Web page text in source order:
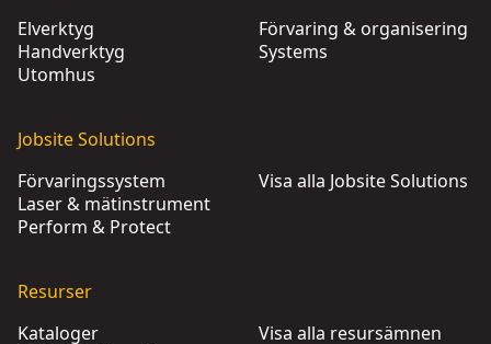
Elverktyg
Handverktyg
Utomhus
Förvaring & organisering
Systems
Jobsite Solutions
Förvaringssystem
Laser & mätinstrument
Perform & Protect
Visa alla Jobsite Solutions
Resurser
Kataloger
Visa alla resursämnen